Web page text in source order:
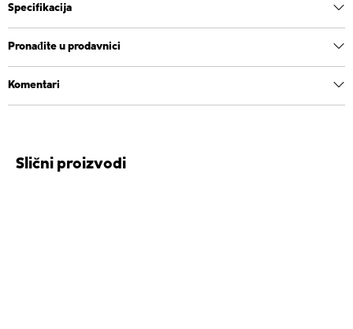
Specifikacija
Pronađite u prodavnici
Komentari
Slični proizvodi